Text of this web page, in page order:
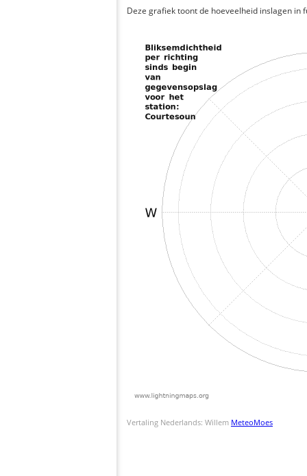
Deze grafiek toont de hoeveelheid inslagen
Vertaling Nederlands: Willem MeteoMoes